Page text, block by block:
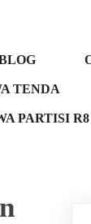
TENDA
PARTISI R8